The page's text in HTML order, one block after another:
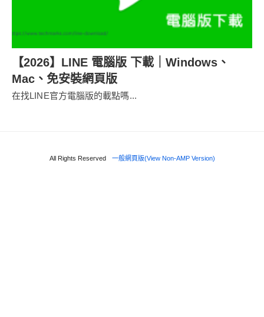
【2026】LINE 電腦版 下載｜Windows、
Mac、免安裝網頁版
在找LINE官方電腦版的載點嗎...
All Rights Reserved 一般網頁版(View Non-AMP Version)